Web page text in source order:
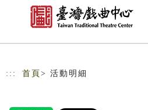
跳到主要內容
網站導覽
::: 首頁 > 活動明細